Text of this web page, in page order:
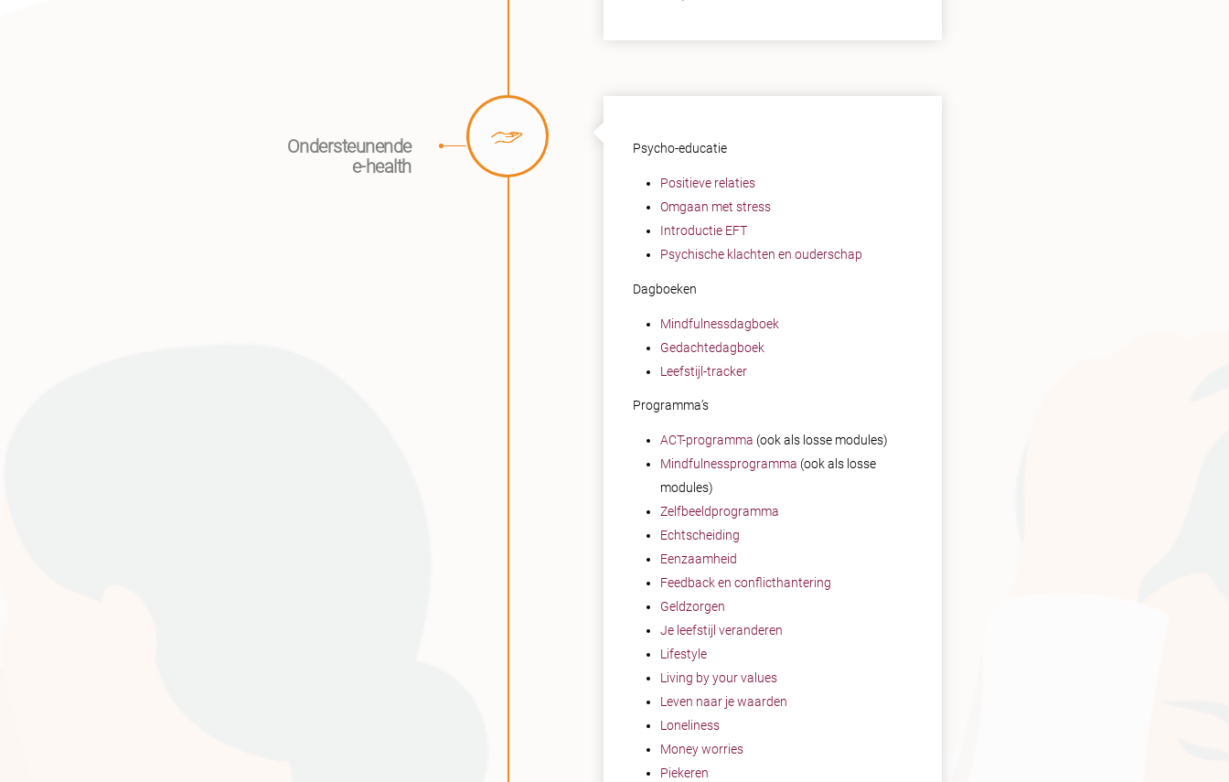
Ondersteunende
e-health
Psycho-educatie
Positieve relaties
Omgaan met stress
Introductie EFT
Psychische klachten en ouderschap
Dagboeken
Mindfulnessdagboek
Gedachtedagboek
Leefstijl-tracker
Programma’s
ACT-programma (ook als losse modules)
Mindfulnessprogramma (ook als losse
modules)
Zelfbeeldprogramma
Echtscheiding
Eenzaamheid
Feedback en conflicthantering
Geldzorgen
Je leefstijl veranderen
Lifestyle
Living by your values
Leven naar je waarden
Loneliness
Money worries
Piekeren